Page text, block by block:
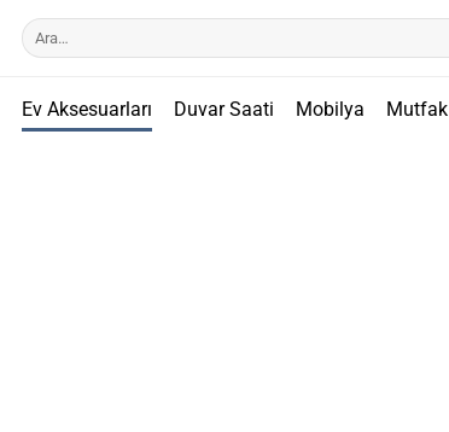
Ara:
Ev Aksesuarları Duvar Saati Mobilya Mutfak